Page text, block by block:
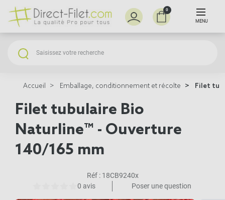
0
MENU
Accueil Emballage, conditionnement et récolte Filet
Filet tubulaire Bio
Naturline™ - Ouverture
140/165 mm
Réf : 18CB9240x
0 avis
Poser une question